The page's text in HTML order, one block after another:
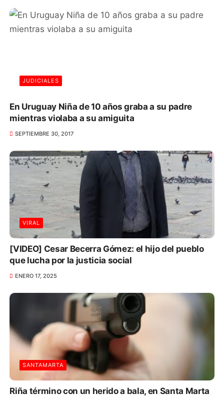
JUDICIALES
En Uruguay Niña de 10 años graba a su padre
mientras violaba a su amiguita
SEPTIEMBRE 30, 2017
VIRAL
[VIDEO] Cesar Becerra Gómez: el hijo del pueblo
que lucha por la justicia social
ENERO 17, 2025
SANTAMARTA
Riña término con un herido a bala, en Santa Marta